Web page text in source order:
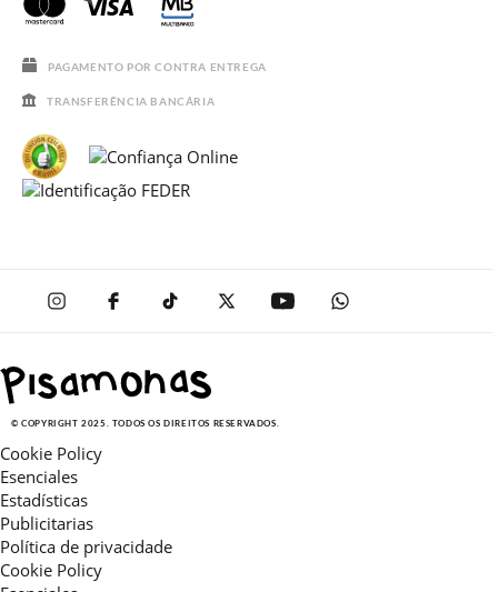
SALDOS
PAGAMENTO POR CONTRA ENTREGA
TRANSFERÊNCIA BANCÁRIA
© COPYRIGHT 2025. TODOS OS DIREITOS RESERVADOS.
Cookie Policy
Esenciales
Estadísticas
Publicitarias
Política de privacidade
Cookie Policy